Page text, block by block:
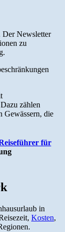
Der Newsletter
zu
zählen
Gewässern, die
für
in
Kosten,